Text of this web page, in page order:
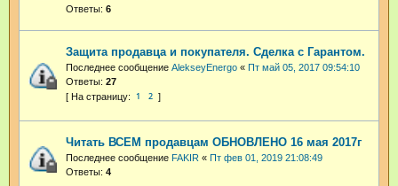
Ответы: 6
Защита продавца и покупателя. Сделка с Гарантом.
Последнее сообщение AlekseyEnergo « Пт май 05, 2017 09:54:10
Ответы: 27
1 2
Читать ВСЕМ продавцам ОБНОВЛЕНО 16 мая 2017г
Последнее сообщение FAKIR « Пт фев 01, 2019 21:08:49
Ответы: 4